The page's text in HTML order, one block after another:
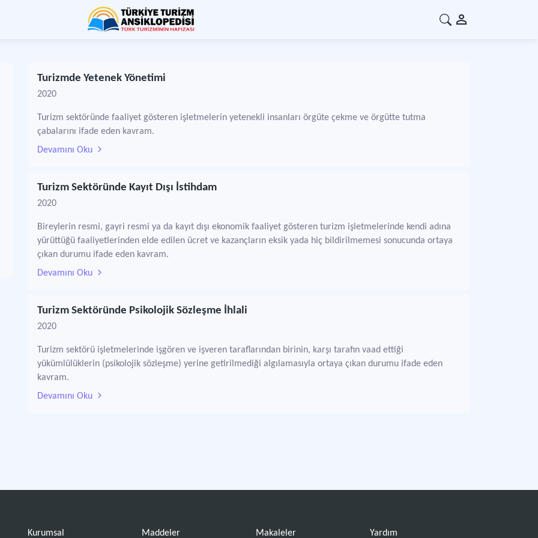
Turizmde Yetenek Yönetimi
2020
Turizm sektöründe faaliyet gösteren işletmelerin yetenekli insanları örgüte çekme ve örgütte tutma
çabalarını ifade eden kavram.
Devamını Oku
Turizm Sektöründe Kayıt Dışı İstihdam
2020
Bireylerin resmi, gayri resmi ya da kayıt dışı ekonomik faaliyet gösteren turizm işletmelerinde kendi adına
yürüttüğü faaliyetlerinden elde edilen ücret ve kazançların eksik yada hiç bildirilmemesi sonucunda ortaya
çıkan durumu ifade eden kavram.
Devamını Oku
Turizm Sektöründe Psikolojik Sözleşme İhlali
2020
Turizm sektörü işletmelerinde işgören ve işveren taraflarından birinin, karşı tarafın vaad ettiği
yükümlülüklerin (psikolojik sözleşme) yerine getirilmediği algılamasıyla ortaya çıkan durumu ifade eden
kavram.
Devamını Oku
Kurumsal Maddeler Makaleler Yardım